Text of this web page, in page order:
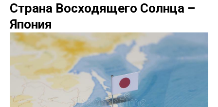
Страна Восходящего Солнца –
Япония